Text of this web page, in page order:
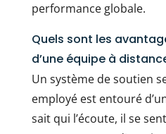
performance globale.
Quels sont les
d’une équipe à
Un système de soutien
employé est entouré
sait qui l’écoute, il se